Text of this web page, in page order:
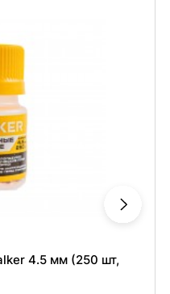
4.5 мм (250 шт,